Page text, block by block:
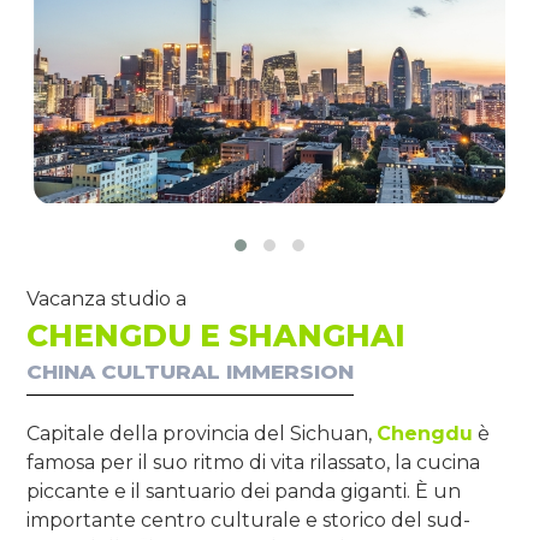
Vacanza studio a
CHENGDU E SHANGHAI
CHINA CULTURAL IMMERSION
Capitale della provincia del Sichuan, Chengdu è
famosa per il suo ritmo di vita rilassato, la cucina
piccante e il santuario dei panda giganti. È un
importante centro culturale e storico del sud-